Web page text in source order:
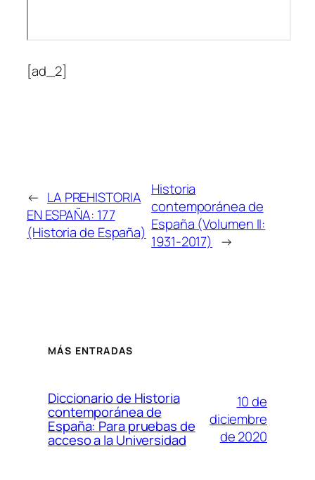
[ad_2]
← LA PREHISTORIA
EN ESPAÑA: 177
(Historia de España)
Historia
contemporánea de
España (Volumen II:
1931-2017) →
MÁS ENTRADAS
Diccionario de Historia
contemporánea de
España: Para pruebas de
acceso a la Universidad
10 de
diciembre
de 2020